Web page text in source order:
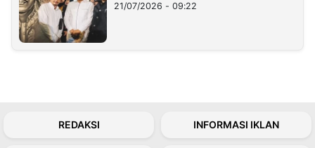
21/07/2026 - 09:22
REDAKSI INFORMASI IKLAN